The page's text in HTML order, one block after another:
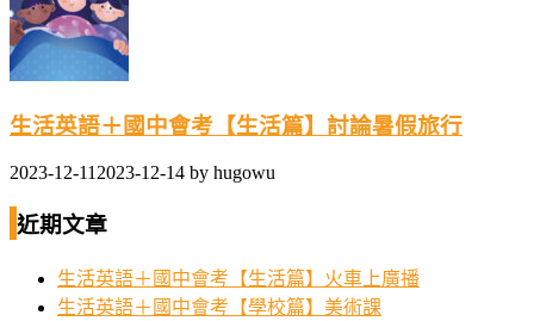
生活英語＋國中會考【生活篇】討論暑假旅行
2023-12-11 2023-12-14 by hugowu
近期文章
生活英語＋國中會考【生活篇】火車上廣播
生活英語＋國中會考【學校篇】美術課